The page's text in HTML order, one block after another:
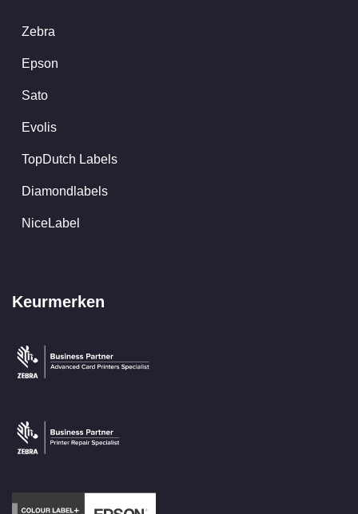
Zebra
Epson
Sato
Evolis
TopDutch Labels
Diamondlabels
NiceLabel
Keurmerken